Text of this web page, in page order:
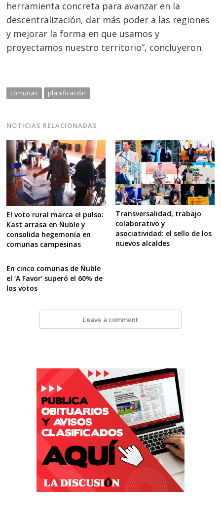
herramienta concreta para avanzar en la
descentralización, dar más poder a las regiones
y mejorar la forma en que usamos y
proyectamos nuestro territorio”, concluyeron.
comunas planificación
NOTICIAS RELACIONADAS
El voto rural marca el pulso:
Kast arrasa en Ñuble y
consolida hegemonía en
comunas campesinas
Transversalidad, trabajo
colaborativo y
asociatividad: el sello de los
nuevos alcaldes
En cinco comunas de Ñuble
el ‘A Favor’ superó el 60% de
los votos
Leave a comment